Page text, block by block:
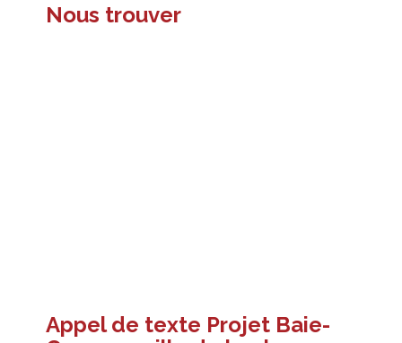
Nous trouver
Appel de texte Projet Baie-